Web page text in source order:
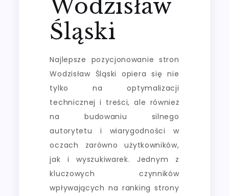
Wodzisław
Śląski
Najlepsze pozycjonowanie stron
Wodzisław Śląski opiera się nie
tylko na optymalizacji
technicznej i treści, ale również
na budowaniu silnego
autorytetu i wiarygodności w
oczach zarówno użytkowników,
jak i wyszukiwarek. Jednym z
kluczowych czynników
wpływających na ranking strony